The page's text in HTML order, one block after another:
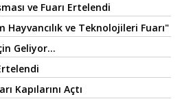
ve Fuarı Ertelendi
Hayvancılık ve Teknolojileri Fuarı"
Geliyor...
Kapılarını Açtı